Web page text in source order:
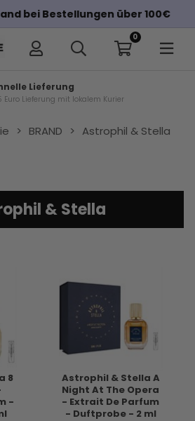
bei Bestellungen über 100€
0
Lieferung
Euro Lieferung mit lokalem Kurier
> BRAND > Astrophil & Stella
& Stella
8
-
Astrophil & Stella A
Night At The Opera
- Extrait De Parfum
- Duftprobe - 2 ml